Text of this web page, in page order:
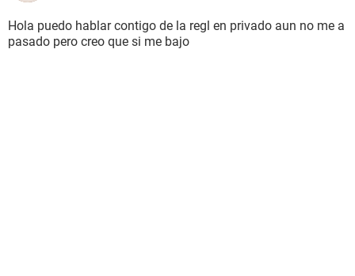
Hola puedo hablar contigo de la regl en privado aun no me a
pasado pero creo que si me bajo